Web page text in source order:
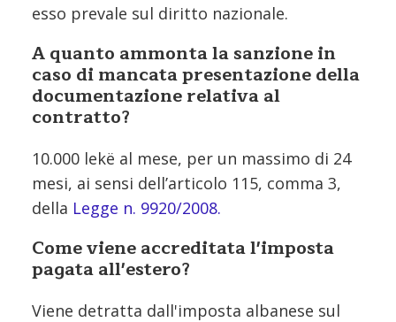
esso prevale sul diritto nazionale.
A quanto ammonta la sanzione in
caso di mancata presentazione della
documentazione relativa al
contratto?
10.000 lekë al mese, per un massimo di 24
mesi, ai sensi dell’articolo 115, comma 3,
della Legge n. 9920/2008.
Come viene accreditata l'imposta
pagata all'estero?
Viene detratta dall'imposta albanese sul